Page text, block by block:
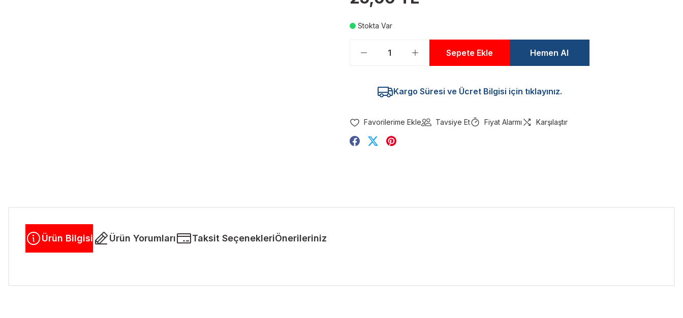
Stokta Var
Sepete Ekle Hemen Al
Kargo Süresi ve Ücret Bilgisi için tıklayınız.
Tavsiye Et Fiyat Alarmı Karşılaştır
Ürün Bilgisi Ürün Yorumları Taksit SeçenekleriÖnerileriniz